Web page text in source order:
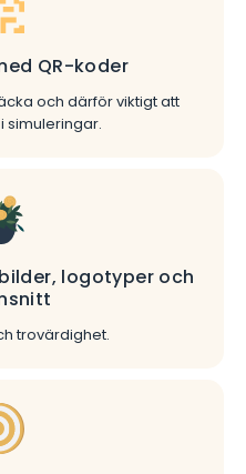
QR-koder
och därför viktigt att
simuleringar.
logotyper och
trovärdighet.